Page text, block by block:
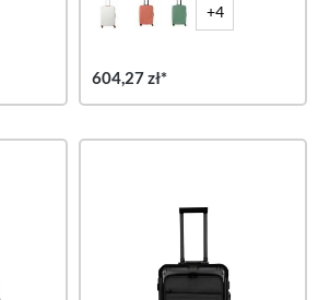
+4
604,27 zł*